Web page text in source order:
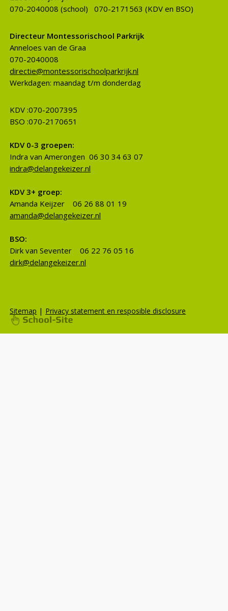
070-2040008 (school) 070-2171563 (KDV en BSO)
Directeur Montessorischool Parkrijk
Anneloes van de Graaff
070-2040008
directie@montessorischoolparkrijk.nl
Werkdagen: maandag t/m donderdag
KDV :070-2007395
BSO :070-2170651
KDV 0-3 groepen:
Indra van Amerongen 06 30 34 63 07
indra@delangekeizer.nl
KDV 3+ groep:
Amanda Keijzer 06 26 88 01 19
amanda@delangekeizer.nl
BSO:
Dirk van Seventer 06 22 76 05 16
dirk@delangekeizer.nl
Sitemap | Privacy statement en resposible disclosure